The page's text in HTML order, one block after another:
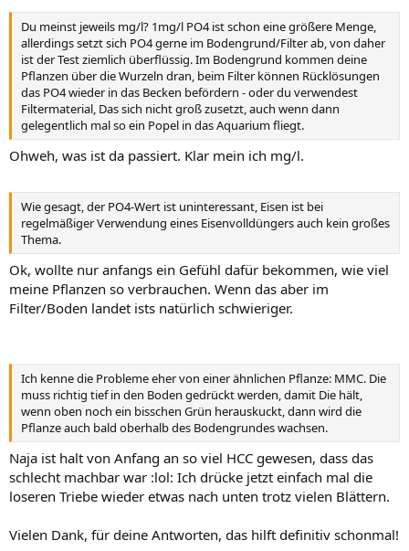
Du meinst jeweils mg/l? 1mg/l PO4 ist schon eine größere Menge,
allerdings setzt sich PO4 gerne im Bodengrund/Filter ab, von daher
ist der Test ziemlich überflüssig. Im Bodengrund kommen deine
Pflanzen über die Wurzeln dran, beim Filter können Rücklösungen
das PO4 wieder in das Becken befördern - oder du verwendest
Filtermaterial, Das sich nicht groß zusetzt, auch wenn dann
gelegentlich mal so ein Popel in das Aquarium fliegt.
Ohweh, was ist da passiert. Klar mein ich mg/l.
Wie gesagt, der PO4-Wert ist uninteressant, Eisen ist bei
regelmäßiger Verwendung eines Eisenvolldüngers auch kein großes
Thema.
Ok, wollte nur anfangs ein Gefühl dafür bekommen, wie viel
meine Pflanzen so verbrauchen. Wenn das aber im
Filter/Boden landet ists natürlich schwieriger.
Ich kenne die Probleme eher von einer ähnlichen Pflanze: MMC. Die
muss richtig tief in den Boden gedrückt werden, damit Die hält,
wenn oben noch ein bisschen Grün herauskuckt, dann wird die
Pflanze auch bald oberhalb des Bodengrundes wachsen.
Naja ist halt von Anfang an so viel HCC gewesen, dass das
schlecht machbar war :lol: Ich drücke jetzt einfach mal die
loseren Triebe wieder etwas nach unten trotz vielen Blättern.
Vielen Dank, für deine Antworten, das hilft definitiv schonmal!